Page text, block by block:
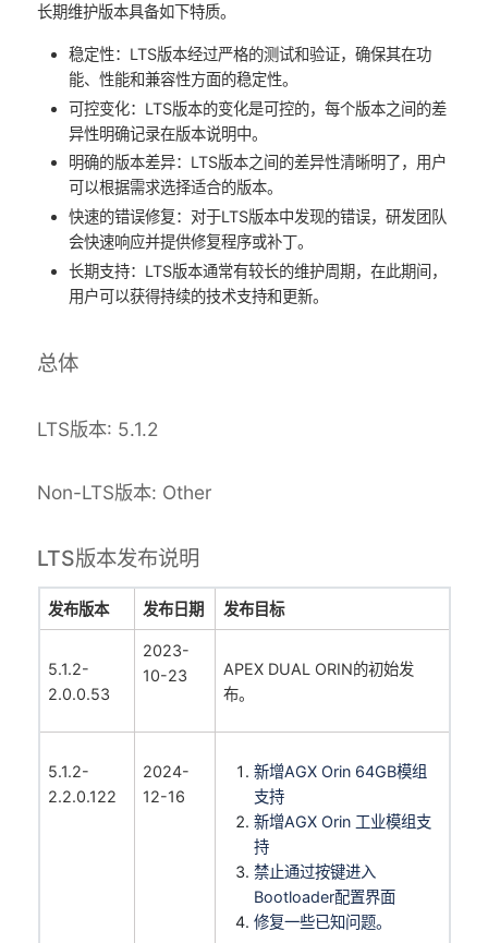
长期维护版本具备如下特质。
稳定性：LTS版本经过严格的测试和验证，确保其在功
能、性能和兼容性方面的稳定性。
可控变化：LTS版本的变化是可控的，每个版本之间的差
异性明确记录在版本说明中。
明确的版本差异：LTS版本之间的差异性清晰明了，用户
可以根据需求选择适合的版本。
快速的错误修复：对于LTS版本中发现的错误，研发团队
会快速响应并提供修复程序或补丁。
长期支持：LTS版本通常有较长的维护周期，在此期间，
用户可以获得持续的技术支持和更新。
总体
LTS版本: 5.1.2
Non-LTS版本: Other
LTS版本发布说明
发布版本 发布日期 发布目标
5.1.2-
2.0.0.53
2023-
10-23
APEX DUAL ORIN的初始发
布。
5.1.2-
2.2.0.122
2024-
12-16
新增AGX Orin 64GB模组
支持
新增AGX Orin 工业模组支
持
禁止通过按键进入
Bootloader配置界面
修复一些已知问题。